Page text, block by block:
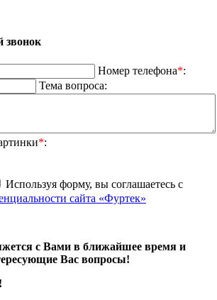
звонок
Номер телефона*:
Тема вопроса:
*:
Используя форму, вы соглашаетесь с
сайта «Фуртек»
с Вами в ближайшее время и
Вас вопросы!